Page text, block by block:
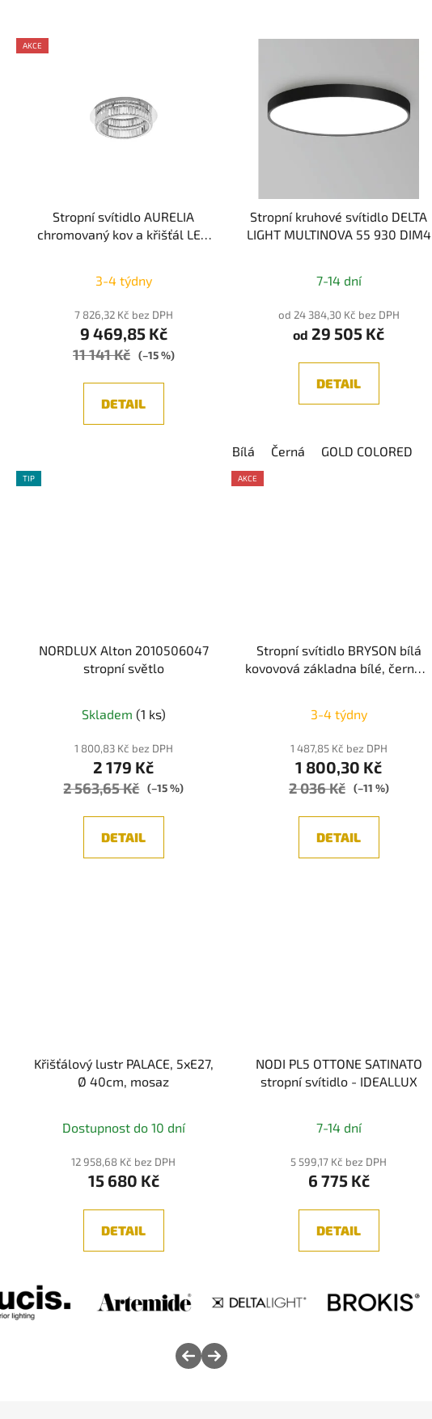
AKCE
Stropní svítidlo AURELIA
chromovaný kov a křišťál LED
3-4 týdny
7 826,32 Kč bez DPH
9 469,85 Kč
11 141 Kč (–15 %)
DETAIL
Stropní kruhové svítidlo DELTA
LIGHT MULTINOVA 55 930 DIM4
7-14 dní
od 24 384,30 Kč bez DPH
od 29 505 Kč
DETAIL
Bílá Černá GOLD COLORED
TIP
NORDLUX Alton 2010506047
stropní světlo
Skladem (1 ks)
1 800,83 Kč bez DPH
2 179 Kč
2 563,65 Kč (–15 %)
DETAIL
AKCE
Stropní svítidlo BRYSON bílá
kovovová základna bílé, černé a
3-4 týdny
1 487,85 Kč bez DPH
1 800,30 Kč
2 036 Kč (–11 %)
DETAIL
Křišťálový lustr PALACE, 5xE27,
Ø 40cm, mosaz
Dostupnost do 10 dní
12 958,68 Kč bez DPH
15 680 Kč
DETAIL
NODI PL5 OTTONE SATINATO
stropní svítidlo - IDEALLUX
7-14 dní
5 599,17 Kč bez DPH
6 775 Kč
DETAIL